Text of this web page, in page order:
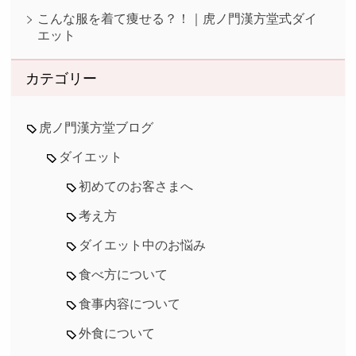
こんな服を着て痩せる？！｜虎ノ門漢方堂式ダイ
エット
カテゴリー
虎ノ門漢方堂ブログ
ダイエット
初めてのお客さまへ
考え方
ダイエット中のお悩み
食べ方について
食事内容について
外食について